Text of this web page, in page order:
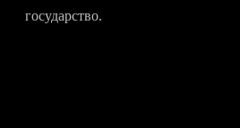
государство.